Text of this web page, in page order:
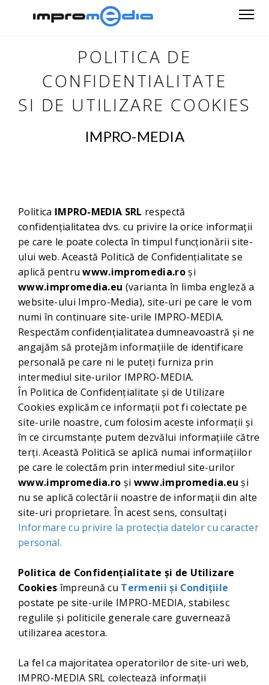
POLITICA DE
CONFIDENTIALITATE
SI DE UTILIZARE COOKIES
IMPRO-MEDIA
Politica IMPRO-MEDIA SRL respectă
confidențialitatea dvs. cu privire la orice informații
pe care le poate colecta în timpul funcționării site-
ului web. Această Politică de Confidențialitate se
aplică pentru www.impromedia.roși
www.impromedia.eu (varianta în limba engleză a
website-ului Impro-Media), site-uri pe care le vom
numi în continuare site-urile IMPRO-MEDIA.
Respectăm confidențialitatea dumneavoastră și ne
angajăm să protejăm informațiile de identificare
personală pe care ni le puteți furniza prin
intermediul site-urilor IMPRO-MEDIA.
În Politica de Confidențialitate și de Utilizare
Cookies explicăm ce informații pot fi colectate pe
site-urile noastre, cum folosim aceste informații și
în ce circumstanțe putem dezvălui informațiile către
terți. Această Politică se aplică numai informațiilor
pe care le colectăm prin intermediul site-urilor
www.impromedia.ro și www.impromedia.eu și
nu se aplică colectării noastre de informații din alte
site-uri proprietare. În acest sens, consultați
Informare cu privire la protecția datelor cu caracter
personal.
Politica de Confidențialitate și de Utilizare
Cookies împreună cu Termenii și Condițiile
postate pe site-urile IMPRO-MEDIA, stabilesc
regulile și politicile generale care guvernează
utilizarea acestora.
La fel ca majoritatea operatorilor de site-uri web,
IMPRO-MEDIA SRL colectează informații